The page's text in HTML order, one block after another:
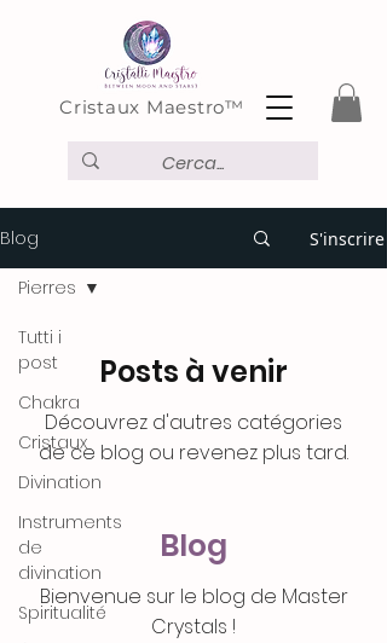
Cristaux Maestro™
Blog S'inscrire
Tutti i
post
Chakra
Cristaux
Divination
Instruments
de
divination
Spiritualité
Pierres
Posts à venir
Découvrez d'autres catégories
de ce blog ou revenez plus tard.
Blog
Bienvenue sur le blog de Master
Crystals !